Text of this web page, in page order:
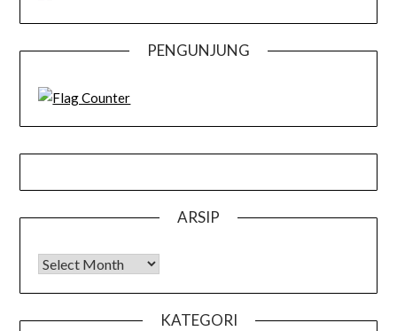
PENGUNJUNG
ARSIP
Arsip
KATEGORI